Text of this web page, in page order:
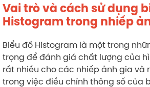
Vai trò và cách sử dụng
Histogram trong nhiếp
Biểu đồ Histogram là một trong
trọng để đánh giá chất lượng của
rất nhiều cho các nhiếp ảnh gia và
trong việc điều chỉnh thông số của